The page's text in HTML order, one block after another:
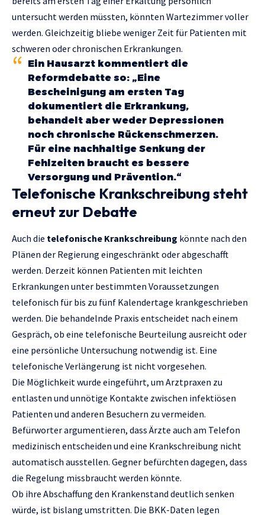
untersucht werden müssten, könnten Wartezimmer voller
werden. Gleichzeitig bliebe weniger Zeit für Patienten mit
schweren oder chronischen Erkrankungen.
Ein Hausarzt kommentiert die
Reformdebatte so: „Eine
Bescheinigung am ersten Tag
dokumentiert die Erkrankung,
behandelt aber weder Depressionen
noch chronische Rückenschmerzen.
Für eine nachhaltige Senkung der
Fehlzeiten braucht es bessere
Versorgung und Prävention.“
Telefonische Krankschreibung steht
erneut zur Debatte
Auch die telefonische Krankschreibung könnte nach den
Plänen der Regierung eingeschränkt oder abgeschafft
werden. Derzeit können Patienten mit leichten
Erkrankungen unter bestimmten Voraussetzungen
telefonisch für bis zu fünf Kalendertage krankgeschrieben
werden. Die behandelnde Praxis entscheidet nach einem
Gespräch, ob eine telefonische Beurteilung ausreicht oder
eine persönliche Untersuchung notwendig ist. Eine
telefonische Verlängerung ist nicht vorgesehen.
Die Möglichkeit wurde eingeführt, um Arztpraxen zu
entlasten und unnötige Kontakte zwischen infektiösen
Patienten und anderen Besuchern zu vermeiden.
Befürworter argumentieren, dass Ärzte auch am Telefon
medizinisch entscheiden und eine Krankschreibung nicht
automatisch ausstellen. Gegner befürchten dagegen, dass
die Regelung missbraucht werden könnte.
Ob ihre Abschaffung den Krankenstand deutlich senken
würde, ist bislang umstritten. Die BKK-Daten legen